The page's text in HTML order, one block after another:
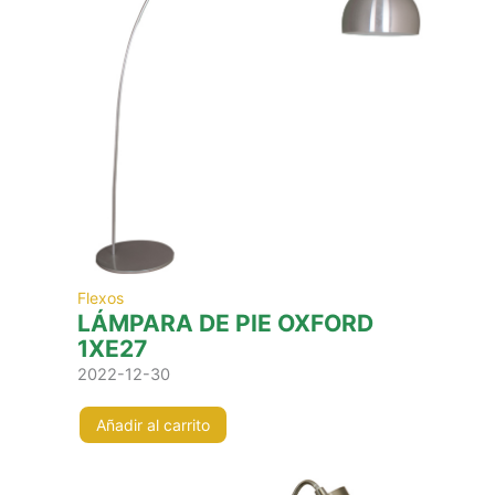
Flexos
LÁMPARA DE PIE OXFORD
1XE27
2022-12-30
Añadir al carrito